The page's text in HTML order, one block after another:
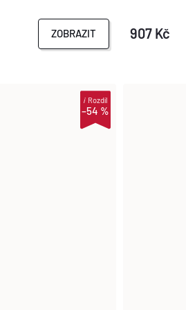
ZOBRAZIT 907 Kč
–54 %
iRozdíl